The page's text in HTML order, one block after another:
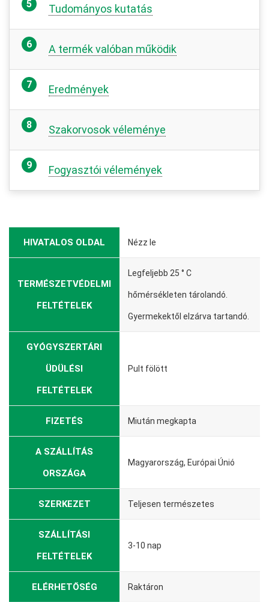
Tudományos kutatás
A termék valóban működik
Eredmények
Szakorvosok véleménye
Fogyasztói vélemények
HIVATALOS OLDAL Nézz le
TERMÉSZETVÉDELMI
FELTÉTELEK
Legfeljebb 25 ° C
hőmérsékleten tárolandó.
Gyermekektől elzárva tartandó.
GYÓGYSZERTÁRI
ÜDÜLÉSI
FELTÉTELEK
Pult fölött
FIZETÉS Miután megkapta
A SZÁLLÍTÁS
ORSZÁGA
Magyarország, Európai Únió
SZERKEZET Teljesen természetes
SZÁLLÍTÁSI
FELTÉTELEK
3-10 nap
ELÉRHETŐSÉG Raktáron